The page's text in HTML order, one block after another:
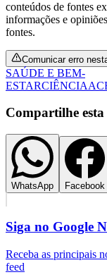
Vasco
conteúdos de fontes
informações e
fontes.
Comunicar erro
SAÚDE E BEM-
ESTARCIÊNCIA
Compartilhe
WhatsApp Facebook
Siga no Google
Receba as principais
feed